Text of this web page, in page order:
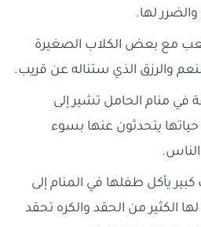
لها.
مع بعض الكلاب الصغيرة
والرزق الذي ستناله عن قريب.
في منام الحامل تشير إلى
يتحدثون عنها بسوء
يأكل طفلها في المنام إلى
الكثير من الحقد والكره تحقد